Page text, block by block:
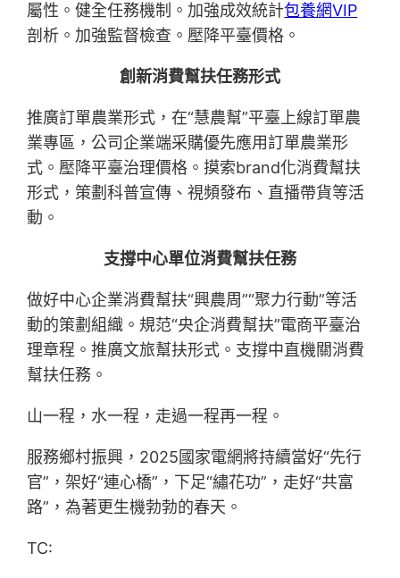
屬性。健全任務機制。加強成效統計包養網VIP
剖析。加強監督檢查。壓降平臺價格。
創新消費幫扶任務形式
推廣訂單農業形式，在“慧農幫”平臺上線訂單農
業專區，公司企業端采購優先應用訂單農業形
式。壓降平臺治理價格。摸索brand化消費幫扶
形式，策劃科普宣傳、視頻發布、直播帶貨等活
動。
支撐中心單位消費幫扶任務
做好中心企業消費幫扶“興農周”“聚力行動”等活
動的策劃組織。規范“央企消費幫扶”電商平臺治
理章程。推廣文旅幫扶形式。支撐中直機關消費
幫扶任務。
山一程，水一程，走過一程再一程。
服務鄉村振興，2025國家電網將持續當好“先行
官”，架好“連心橋”，下足“繡花功”，走好“共富
路”，為著更生機勃勃的春天。
TC: